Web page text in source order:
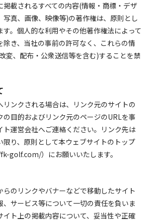
掲載されるすべての内容(情報・商標・デザ
写真、画像、映像等)の著作権は、原則とし
す。個人的な利用やその他著作権法によって
除き、当社の事前の許可なく、これらの情
変、配布・公衆送信等を含む)することを禁
リンクされる場合は、リンク元のサイトの
の目的およびリンク元のページのURLを事
ト運営会社へご連絡ください。リンク先は
限り、原則として本ウェブサイトのトップ
golf.com/）にお願いいたします。
らのリンクやバナーなどで移動したサイト
、サービス等について一切の責任を負いま
イト上の掲載内容について、妥当性や正確